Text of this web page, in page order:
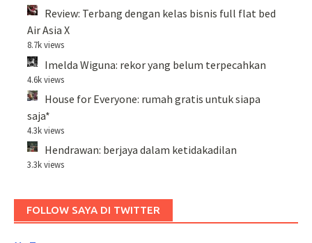
Review: Terbang dengan kelas bisnis full flat bed
Air Asia X
8.7k views
Imelda Wiguna: rekor yang belum terpecahkan
4.6k views
House for Everyone: rumah gratis untuk siapa
saja*
4.3k views
Hendrawan: berjaya dalam ketidakadilan
3.3k views
FOLLOW SAYA DI TWITTER